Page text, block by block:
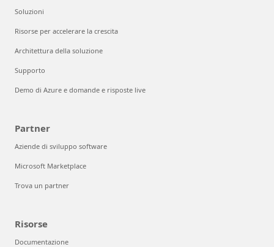
Soluzioni
Risorse per accelerare la crescita
Architettura della soluzione
Supporto
Demo di Azure e domande e risposte live
Partner
Aziende di sviluppo software
Microsoft Marketplace
Trova un partner
Risorse
Documentazione